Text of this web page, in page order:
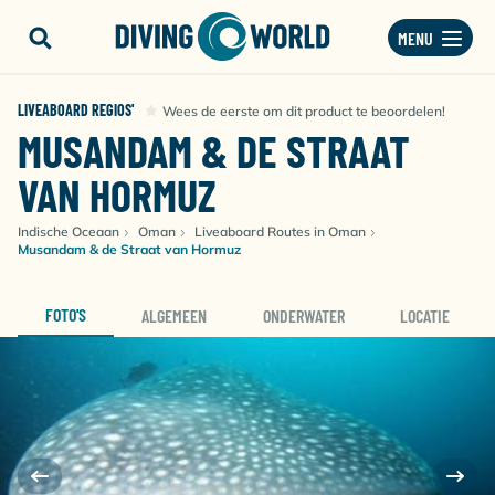
MENU
LIVEABOARD REGIOS' Wees de eerste om dit product te beoordelen!
MUSANDAM & DE STRAAT
VAN HORMUZ
Indische Oceaan Oman
Liveaboard Routes in Oman
Musandam & de Straat van Hormuz
FOTO'S ALGEMEEN ONDERWATER LOCATIE